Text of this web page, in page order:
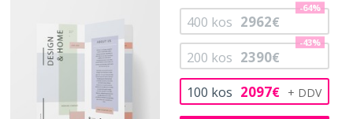
100 kos 2097€
200 kos 2390€
-43%
400 kos 2962€
-64%